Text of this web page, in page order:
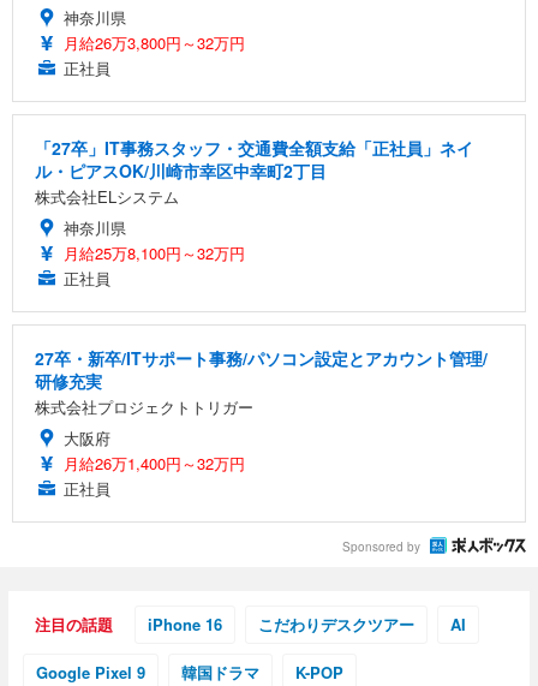
神奈川県
月給26万3,800円～32万円
正社員
「27卒」IT事務スタッフ・交通費全額支給「正社員」ネイ
ル・ピアスOK/川崎市幸区中幸町2丁目
株式会社ELシステム
神奈川県
月給25万8,100円～32万円
正社員
27卒・新卒/ITサポート事務/パソコン設定とアカウント管理/
研修充実
株式会社プロジェクトトリガー
大阪府
月給26万1,400円～32万円
正社員
Sponsored by
注目の話題 iPhone 16 こだわりデスクツアー AI
Google Pixel 9 韓国ドラマ K-POP